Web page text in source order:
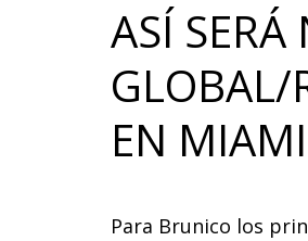
ASÍ SERÁ
GLOBAL/
EN MIAMI
Para Brunico los